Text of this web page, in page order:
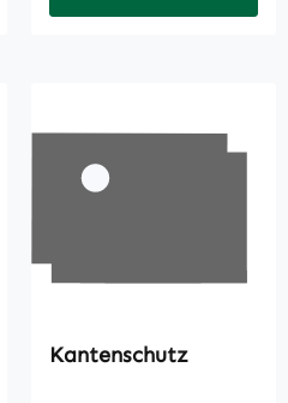
Kantenschutz